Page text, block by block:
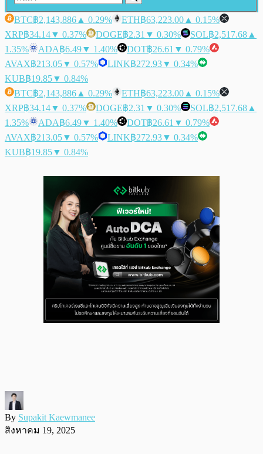
BTC฿2,143,886 ▲ 0.29% ETH฿63,223.00 ▲ 0.15%
XRP฿34.14▼ 0.37% DOGE฿2.31 ▼ 0.30% SOL฿2,517.68 ▲
1.35%
ADA฿6.49▼ 1.40% DOT฿26.61 ▼ 0.79%
AVAX฿213.05▼ 0.57% LINK฿272.93▼ 0.34%
KUB฿19.85▼ 0.84%
BTC฿2,143,886 ▲ 0.29% ETH฿63,223.00 ▲ 0.15%
XRP฿34.14▼ 0.37% DOGE฿2.31 ▼ 0.30% SOL฿2,517.68 ▲
1.35%
ADA฿6.49▼ 1.40% DOT฿26.61 ▼ 0.79%
AVAX฿213.05▼ 0.57% LINK฿272.93▼ 0.34%
KUB฿19.85▼ 0.84%
By Supakit Kaewmanee
สิงหาคม 19, 2025